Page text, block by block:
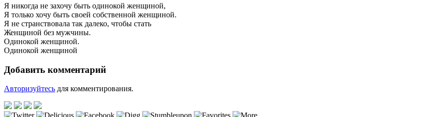
Я никогда не захочу быть одинокой женщиной,
Я только хочу быть своей собственной женщиной.
Я не странствовала так далеко, чтобы стать
Женщиной без мужчины.
Одинокой женщиной.
Одинокой женщиной
Добавить комментарий
Авторизуйтесь для комментирования.